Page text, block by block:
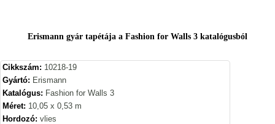
Erismann gyár tapétája a Fashion for Walls 3 katalógusból
Cikkszám: 10218-19
Gyártó: Erismann
Katalógus: Fashion for Walls 3
Méret: 10,05 x 0,53 m
Hordozó: vlies